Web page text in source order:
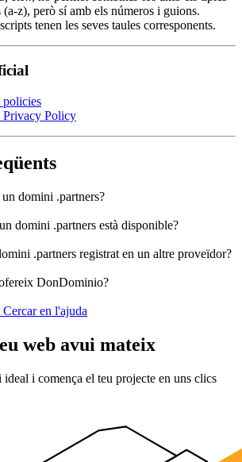
(a-z), però sí amb els números i guions.
tenen les seves taules corresponents.
Policy
domini .partners?
domini .partners està disponible?
.partners registrat en un altre proveïdor?
DonDominio?
Cercar en l'ajuda
web avui mateix
i comença el teu projecte en uns clics